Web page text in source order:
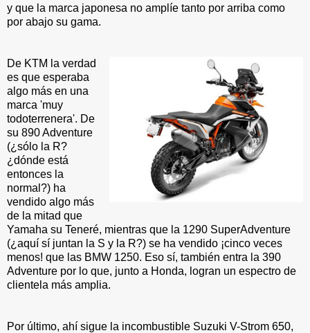
y que la marca japonesa no amplíe tanto por arriba como
por abajo su gama.
De KTM la verdad
es que esperaba
algo más en una
marca 'muy
todoterrenera'. De
su 890 Adventure
(¿sólo la R?
¿dónde está
entonces la
normal?) ha
vendido algo más
de la mitad que
Yamaha su Teneré, mientras que la 1290 SuperAdventure
(¿aquí sí juntan la S y la R?) se ha vendido ¡cinco veces
menos! que las BMW 1250. Eso sí, también entra la 390
Adventure por lo que, junto a Honda, logran un espectro de
clientela más amplia.
Por último, ahí sigue la incombustible Suzuki V-Strom 650,